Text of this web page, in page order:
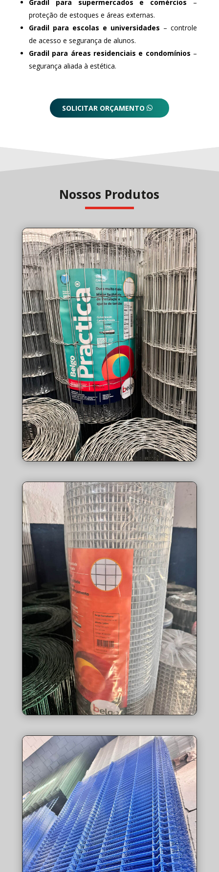
Gradil para supermercados e comércios –
proteção de estoques e áreas externas.
Gradil para escolas e universidades – controle
de acesso e segurança de alunos.
Gradil para áreas residenciais e condomínios –
segurança aliada à estética.
SOLICITAR ORÇAMENTO
Nossos Produtos